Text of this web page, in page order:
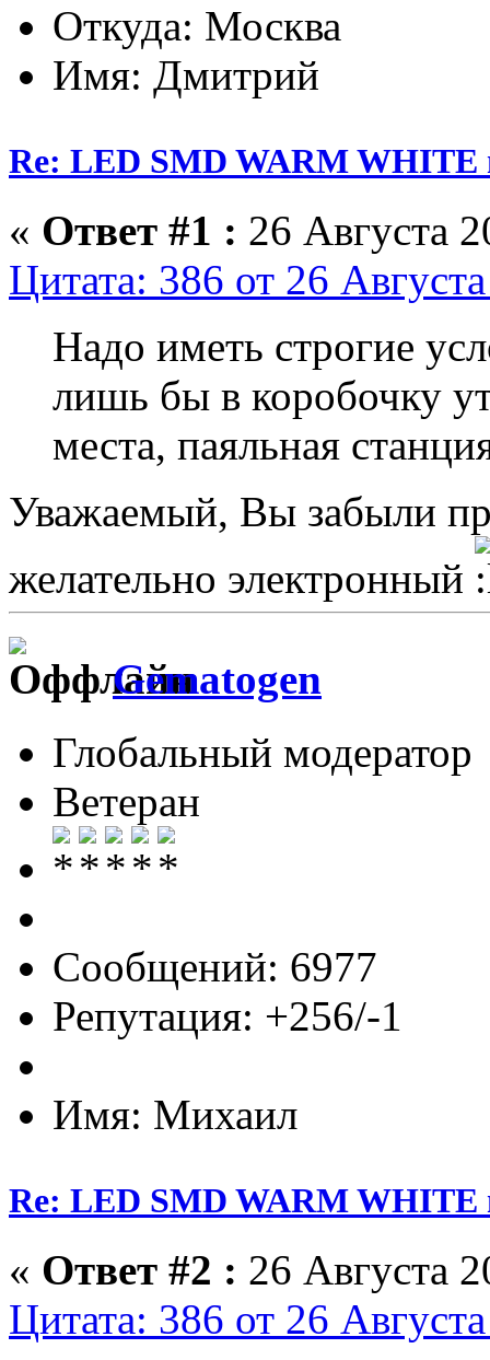
Откуда: Москва
Имя: Дмитрий
Re: LED SMD WARM
« Ответ #1 : 26 Августа
Цитата: 386 от 26
Надо иметь строгие
лишь бы в коробочку
места, паяльная
Уважаемый, Вы забыли
желательно электронный
Gematogen
Глобальный модератор
Ветеран
Сообщений: 6977
Репутация: +256/-1
Имя: Михаил
Re: LED SMD WARM
« Ответ #2 : 26 Августа
Цитата: 386 от 26